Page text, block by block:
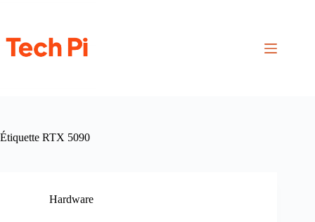
Étiquette RTX 5090
Hardware